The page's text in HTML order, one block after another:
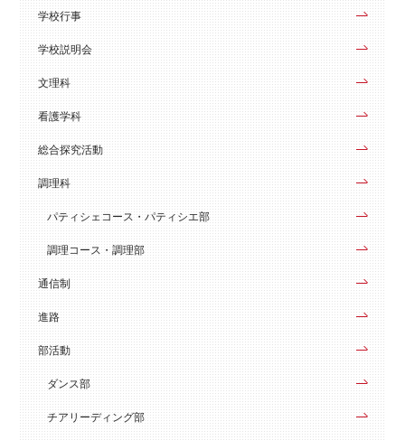
学校行事
学校説明会
文理科
看護学科
総合探究活動
調理科
パティシェコース・パティシエ部
調理コース・調理部
通信制
進路
部活動
ダンス部
チアリーディング部